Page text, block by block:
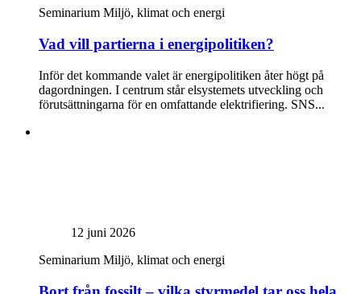
Seminarium Miljö, klimat och energi
Vad vill partierna i energipolitiken?
Inför det kommande valet är energipolitiken åter högt på
dagordningen. I centrum står elsystemets utveckling och
förutsättningarna för en omfattande elektrifiering. SNS...
12 juni 2026
Seminarium Miljö, klimat och energi